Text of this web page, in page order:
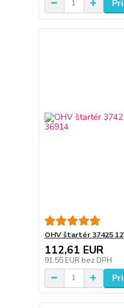
OHV štartér 37425
112,61 EUR
91,55 EUR bez DPH